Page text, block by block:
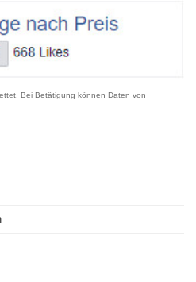
Bei Betätigung können Daten von